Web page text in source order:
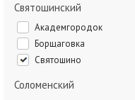
Святошинский
Академгородок
Борщаговка
Святошино
Соломенский